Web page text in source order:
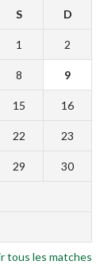
S D
1 2
8 9
15 16
22 23
29 30
tous les matches